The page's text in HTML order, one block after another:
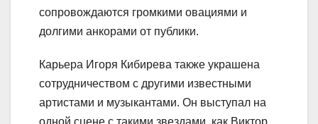
сопровождаются громкими овациями и
долгими анкорами от публики.
Карьера Игоря Кибирева также украшена
сотрудничеством с другими известными
артистами и музыкантами. Он выступал на
одной сцене с такими звездами, как Виктор